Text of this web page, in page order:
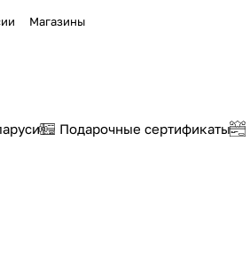
Магазины
Подарочные сертификаты